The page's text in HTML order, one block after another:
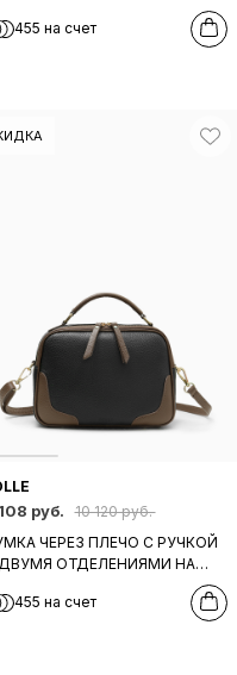
БЕЖЕВО-СЕРОЙ
455 на счет
руб.
10 120 руб.
ЧЕРЕЗ ПЛЕЧО С РУЧКОЙ
ОТДЕЛЕНИЯМИ НА
ЧЕРНОЙ КОЖИ
455 на счет